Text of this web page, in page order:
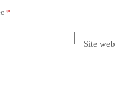
*
Site web